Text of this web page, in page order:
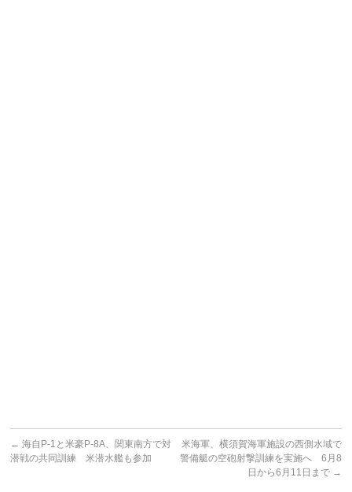
← 海自P-1と米豪P-8A、関東南方で対
潜戦の共同訓練 米潜水艦も参加
米海軍、横須賀海軍施設の西側水域で
警備艇の空砲射撃訓練を実施へ 6月8
日から6月11日まで →